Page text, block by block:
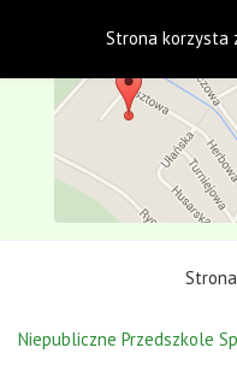
Koło w Świnoujściu
Niepubliczne Przedszkole
Strona korzysta